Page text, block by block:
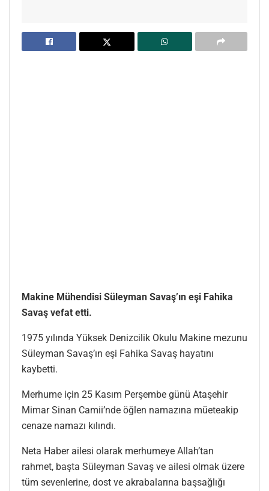
Makine Mühendisi Süleyman Savaş’ın eşi Fahika
Savaş vefat etti.
1975 yılında Yüksek Denizcilik Okulu Makine mezunu
Süleyman Savaş’ın eşi Fahika Savaş hayatını
kaybetti.
Merhume için 25 Kasım Perşembe günü Ataşehir
Mimar Sinan Camii’nde öğlen namazına müeteakip
cenaze namazı kılındı.
Neta Haber ailesi olarak merhumeye Allah’tan
rahmet, başta Süleyman Savaş ve ailesi olmak üzere
tüm sevenlerine, dost ve akrabalarına başsağlığı